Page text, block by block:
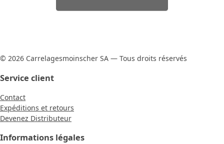
© 2026 Carrelagesmoinscher SA — Tous droits réservés
Service client
Contact
Expéditions et retours
Devenez Distributeur
Informations légales